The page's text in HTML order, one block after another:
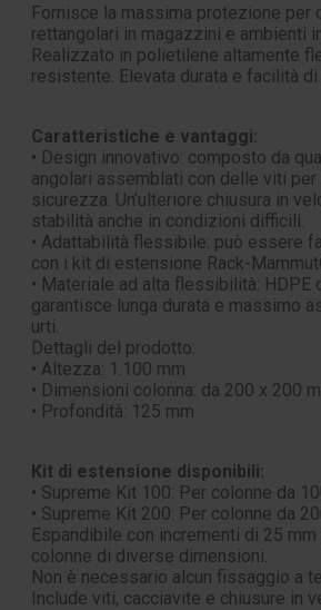
Fornisce la massima protezione per
rettangolari in magazzini e ambienti
Realizzato in polietilene altamente
resistente. Elevata durata e facilità
Caratteristiche e vantaggi:
• Design innovativo: composto da
angolari assemblati con delle viti per
sicurezza. Un’ulteriore chiusura in
stabilità anche in condizioni difficili.
• Adattabilità flessibile: può essere
con i kit di estensione Rack-
• Materiale ad alta flessibilità: HDPE
garantisce lunga durata e massimo
urti.
Dettagli del prodotto:
• Altezza: 1.100 mm
• Dimensioni colonna: da 200 x 200
• Profondità: 125 mm
Kit di estensione disponibili:
• Supreme Kit 100: Per colonne da
• Supreme Kit 200: Per colonne da
Espandibile con incrementi di 25
colonne di diverse dimensioni.
Non è necessario alcun fissaggio a
Include viti, cacciavite e chiusure in